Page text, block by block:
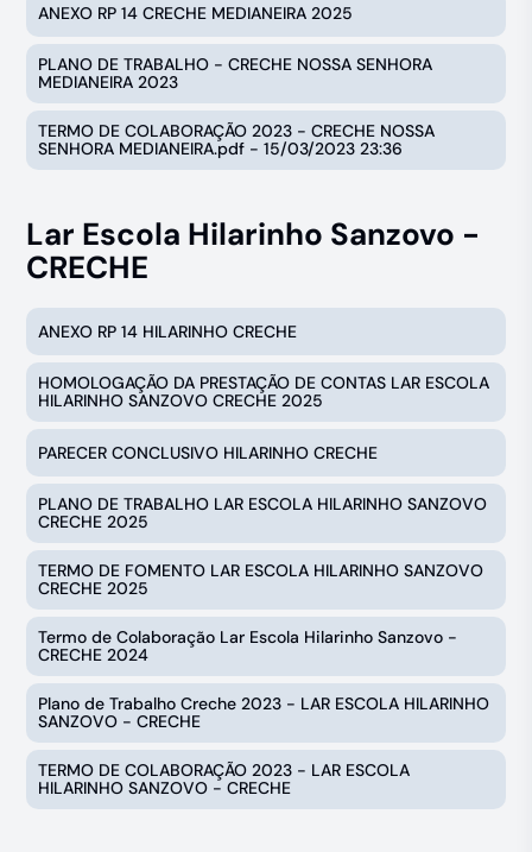
ANEXO RP 14 CRECHE MEDIANEIRA 2025
PLANO DE TRABALHO - CRECHE NOSSA SENHORA
MEDIANEIRA 2023
TERMO DE COLABORAÇÃO 2023 - CRECHE NOSSA
SENHORA MEDIANEIRA.pdf - 15/03/2023 23:36
Lar Escola Hilarinho Sanzovo -
CRECHE
ANEXO RP 14 HILARINHO CRECHE
HOMOLOGAÇÃO DA PRESTAÇÃO DE CONTAS LAR ESCOLA
HILARINHO SANZOVO CRECHE 2025
PARECER CONCLUSIVO HILARINHO CRECHE
PLANO DE TRABALHO LAR ESCOLA HILARINHO SANZOVO
CRECHE 2025
TERMO DE FOMENTO LAR ESCOLA HILARINHO SANZOVO
CRECHE 2025
Termo de Colaboração Lar Escola Hilarinho Sanzovo -
CRECHE 2024
Plano de Trabalho Creche 2023 - LAR ESCOLA HILARINHO
SANZOVO - CRECHE
TERMO DE COLABORAÇÃO 2023 - LAR ESCOLA
HILARINHO SANZOVO - CRECHE